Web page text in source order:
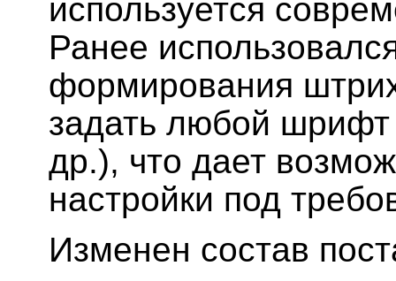
используется
Ранее
формирования
задать любой
др.), что дает
настройки под
Изменен состав